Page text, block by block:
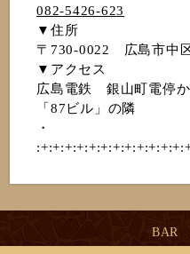
082-5426-623
▼住所
〒730-0022 広島市中
▼アクセス
広島電鉄 銀山町電停
「87ビル」の隣
・
BAR